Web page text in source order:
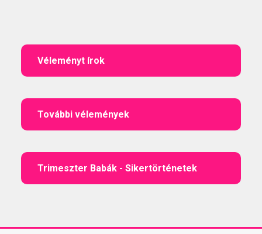
Véleményt írok
További vélemények
Trimeszter Babák - Sikertörténetek